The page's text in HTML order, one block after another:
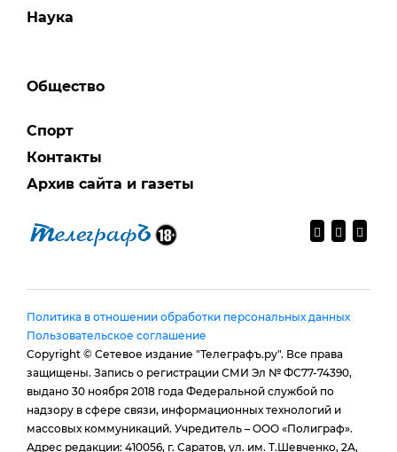
Наука
Общество
Спорт
Контакты
Архив сайта и газеты
Политика в отношении обработки персональных данных
Пользовательское соглашение
Copyright © Сетевое издание "Телеграфъ.ру". Все права
защищены. Запись о регистрации СМИ Эл № ФС77-74390,
выдано 30 ноября 2018 года Федеральной службой по
надзору в сфере связи, информационных технологий и
массовых коммуникаций. Учредитель – ООО «Полиграф».
Адрес редакции: 410056, г. Саратов, ул. им. Т.Шевченко, 2А,